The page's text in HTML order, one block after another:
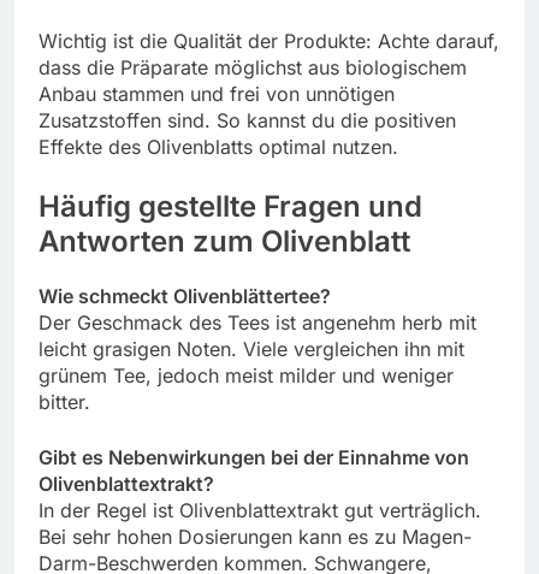
Wichtig ist die Qualität der Produkte: Achte darauf,
dass die Präparate möglichst aus biologischem
Anbau stammen und frei von unnötigen
Zusatzstoffen sind. So kannst du die positiven
Effekte des Olivenblatts optimal nutzen.
Häufig gestellte Fragen und
Antworten zum Olivenblatt
Wie schmeckt Olivenblättertee?
Der Geschmack des Tees ist angenehm herb mit
leicht grasigen Noten. Viele vergleichen ihn mit
grünem Tee, jedoch meist milder und weniger
bitter.
Gibt es Nebenwirkungen bei der Einnahme von
Olivenblattextrakt?
In der Regel ist Olivenblattextrakt gut verträglich.
Bei sehr hohen Dosierungen kann es zu Magen-
Darm-Beschwerden kommen. Schwangere,